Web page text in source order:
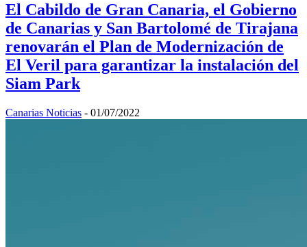
El Cabildo de Gran Canaria, el Gobierno
de Canarias y San Bartolomé de Tirajana
renovarán el Plan de Modernización de
El Veril para garantizar la instalación del
Siam Park
Canarias Noticias - 01/07/2022